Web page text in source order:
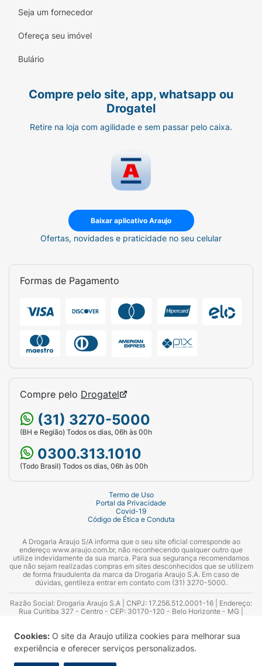
Cookies: O site da Araujo utiliza cookies para melhorar sua
experiência e oferecer serviços personalizados.
Seja um fornecedor
Ofereça seu imóvel
Bulário
Compre pelo site, app, whatsapp ou
Drogatel
Retire na loja com agilidade e sem passar pelo caixa.
Baixar aplicativo Araujo
Ofertas, novidades e praticidade no seu celular
Formas de Pagamento
Compre pelo Drogatel
(31) 3270-5000
(BH e Região) Todos os dias, 06h às 00h
0300.313.1010
(Todo Brasil) Todos os dias, 06h às 00h
Termo de Uso
Portal da Privacidade
Covid-19
Código de Ética e Conduta
A Drogaria Araujo S/A informa que o seu site oficial corresponde ao
endereço www.araujo.com.br, não reconhecendo qualquer outro que
utilize indevidamente da sua marca. Para sua segurança recomendamos
que não sejam realizadas compras em sites desconhecidos que se utilizem
de forma fraudulenta da marca da Drogaria Araujo S.A. Em caso de
dúvidas, gentileza entrar em contato com (31) 3270-5000.
Razão Social: Drogaria Araujo S.A | CNPJ: 17.256.512.0001-16 | Endereço:
Rua Curitiba 327 - Centro - CEP: 30170-120 - Belo Horizonte - MG |
Azevedo Guimarães – CRF 10.965 | Yasmin Silva Alvarenga – CRF 52.584 -
Consultor substituto: Thiago Aguiar Pinheiro - CRF Nº 13.748. Alvará
Sanitário: 2025020713 | Autorização de Funcionamento da Empresa (AFE):